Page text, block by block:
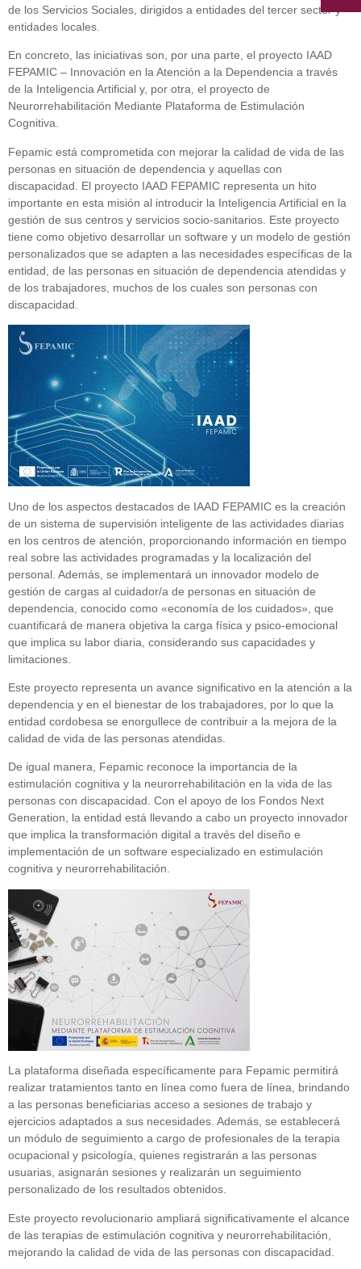
de los Servicios Sociales, dirigidos a entidades del tercer sector y
entidades locales.
En concreto, las iniciativas son, por una parte, el proyecto IAAD
FEPAMIC – Innovación en la Atención a la Dependencia a través
de la Inteligencia Artificial y, por otra, el proyecto de
Neurorrehabilitación Mediante Plataforma de Estimulación
Cognitiva.
Fepamic está comprometida con mejorar la calidad de vida de las
personas en situación de dependencia y aquellas con
discapacidad. El proyecto IAAD FEPAMIC representa un hito
importante en esta misión al introducir la Inteligencia Artificial en la
gestión de sus centros y servicios socio-sanitarios. Este proyecto
tiene como objetivo desarrollar un software y un modelo de gestión
personalizados que se adapten a las necesidades específicas de la
entidad, de las personas en situación de dependencia atendidas y
de los trabajadores, muchos de los cuales son personas con
discapacidad.
Uno de los aspectos destacados de IAAD FEPAMIC es la creación
de un sistema de supervisión inteligente de las actividades diarias
en los centros de atención, proporcionando información en tiempo
real sobre las actividades programadas y la localización del
personal. Además, se implementará un innovador modelo de
gestión de cargas al cuidador/a de personas en situación de
dependencia, conocido como «economía de los cuidados», que
cuantificará de manera objetiva la carga física y psico-emocional
que implica su labor diaria, considerando sus capacidades y
limitaciones.
Este proyecto representa un avance significativo en la atención a la
dependencia y en el bienestar de los trabajadores, por lo que la
entidad cordobesa se enorgullece de contribuir a la mejora de la
calidad de vida de las personas atendidas.
De igual manera, Fepamic reconoce la importancia de la
estimulación cognitiva y la neurorrehabilitación en la vida de las
personas con discapacidad. Con el apoyo de los Fondos Next
Generation, la entidad está llevando a cabo un proyecto innovador
que implica la transformación digital a través del diseño e
implementación de un software especializado en estimulación
cognitiva y neurorrehabilitación.
La plataforma diseñada específicamente para Fepamic permitirá
realizar tratamientos tanto en línea como fuera de línea, brindando
a las personas beneficiarias acceso a sesiones de trabajo y
ejercicios adaptados a sus necesidades. Además, se establecerá
un módulo de seguimiento a cargo de profesionales de la terapia
ocupacional y psicología, quienes registrarán a las personas
usuarias, asignarán sesiones y realizarán un seguimiento
personalizado de los resultados obtenidos.
Este proyecto revolucionario ampliará significativamente el alcance
de las terapias de estimulación cognitiva y neurorrehabilitación,
mejorando la calidad de vida de las personas con discapacidad.